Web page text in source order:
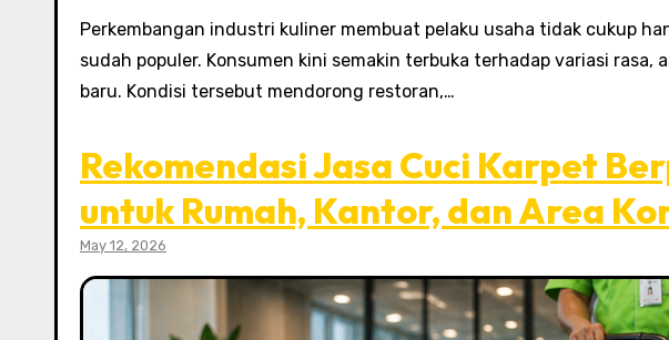
Perkembangan industri kuliner membuat pelaku usaha tidak cukup
sudah populer. Konsumen kini semakin terbuka terhadap variasi rasa,
baru. Kondisi tersebut mendorong restoran,…
Rekomendasi Jasa Cuci Karpet
untuk Rumah, Kantor, dan Area
May 12, 2026